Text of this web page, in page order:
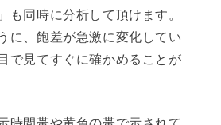
も同時に分析して頂けます。
に、飽差が急激に変化してい
で見てすぐに確かめることが